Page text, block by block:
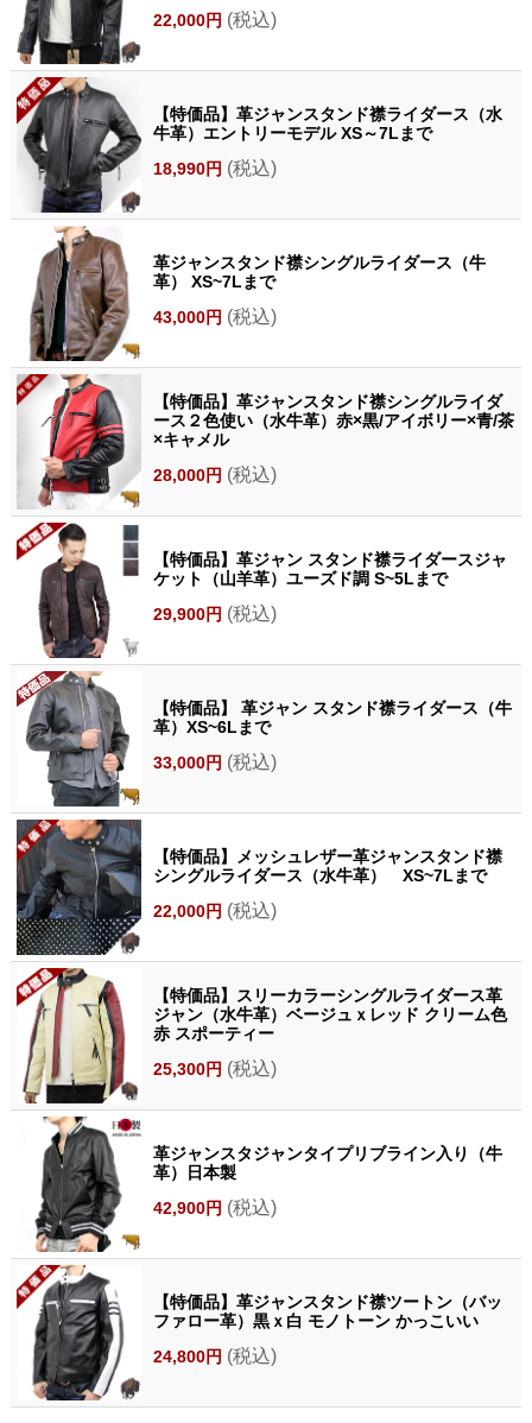
22,000円 (税込)
【特価品】革ジャンスタンド襟ライダース（水
牛革）エントリーモデル XS～7Lまで
18,990円 (税込)
革ジャンスタンド襟シングルライダース（牛
革） XS~7Lまで
43,000円 (税込)
【特価品】革ジャンスタンド襟シングルライダ
ース２色使い（水牛革）赤×黒/アイボリー×青/茶
×キャメル
28,000円 (税込)
【特価品】革ジャン スタンド襟ライダースジャ
ケット（山羊革）ユーズド調 S~5Lまで
29,900円 (税込)
【特価品】 革ジャン スタンド襟ライダース（牛
革）XS~6Lまで
33,000円 (税込)
【特価品】メッシュレザー革ジャンスタンド襟
シングルライダース（水牛革） XS~7Lまで
22,000円 (税込)
【特価品】スリーカラーシングルライダース革
ジャン（水牛革）ベージュｘレッド クリーム色
赤 スポーティー
25,300円 (税込)
革ジャンスタジャンタイプリブライン入り（牛
革）日本製
42,900円 (税込)
【特価品】革ジャンスタンド襟ツートン（バッ
ファロー革）黒ｘ白 モノトーン かっこいい
24,800円 (税込)